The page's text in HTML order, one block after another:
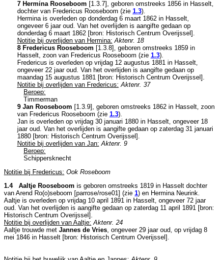
7 Hermina Rooseboom [1.3.7], geboren omstreeks 1856 in Hasselt,
dochter van Fredericus Rooseboom (zie 1.3).
Hermina is overleden op donderdag 6 maart 1862 in Hasselt,
ongeveer 6 jaar oud. Van het overlijden is aangifte gedaan op
donderdag 6 maart 1862 [bron: Historisch Centrum Overijssel].
Notitie bij overlijden van Hermina: Aktenr. 18
8 Fredericus Rooseboom [1.3.8], geboren omstreeks 1859 in
Hasselt, zoon van Fredericus Rooseboom (zie 1.3).
Fredericus is overleden op vrijdag 12 augustus 1881 in Hasselt,
ongeveer 22 jaar oud. Van het overlijden is aangifte gedaan op
maandag 15 augustus 1881 [bron: Historisch Centrum Overijssel].
Notitie bij overlijden van Fredericus: Aktenr. 37
Beroep:
Timmerman
9 Jan Rooseboom [1.3.9], geboren omstreeks 1862 in Hasselt, zoon
van Fredericus Rooseboom (zie 1.3).
Jan is overleden op vrijdag 30 januari 1880 in Hasselt, ongeveer 18
jaar oud. Van het overlijden is aangifte gedaan op zaterdag 31 januari
1880 [bron: Historisch Centrum Overijssel].
Notitie bij overlijden van Jan: Aktenr. 9
Beroep:
Schippersknecht
Notitie bij Fredericus: Ook Roseboom
1.4 Aaltje Rooseboom is geboren omstreeks 1819 in Hasselt dochter
van Arend Ro(o)seboom [parrose/rose01] (zie 1) en Hermina Neurink.
Aaltje is overleden op vrijdag 10 april 1891 in Hasselt, ongeveer 72 jaar
oud. Van het overlijden is aangifte gedaan op zaterdag 11 april 1891 [bron:
Historisch Centrum Overijssel ].
Notitie bij overlijden van Aaltje: Aktenr. 24
Aaltje trouwde met Jannes de Vries, ongeveer 29 jaar oud, op vrijdag 8
mei 1846 in Hasselt [bron: Historisch Centrum Overijssel ].